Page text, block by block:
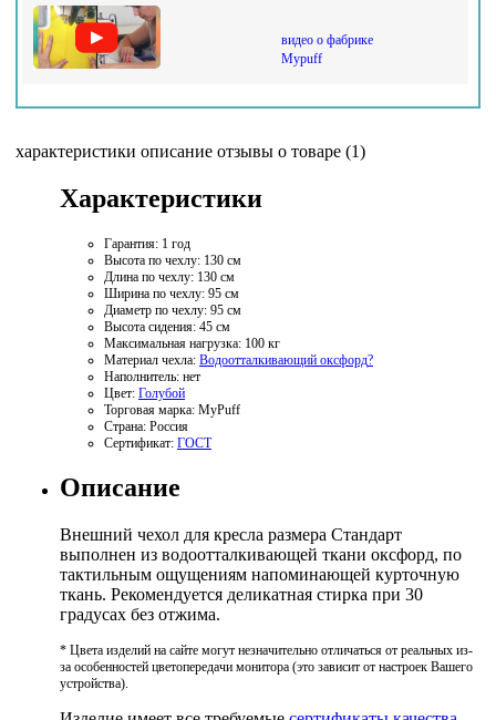
видео о фабрике
Mypuff
характеристики описание отзывы о товаре (1)
Характеристики
Гарантия: 1 год
Высота по чехлу: 130 см
Длина по чехлу: 130 см
Ширина по чехлу: 95 см
Диаметр по чехлу: 95 см
Высота сидения: 45 см
Максимальная нагрузка: 100 кг
Материал чехла: Водоотталкивающий оксфорд?
Наполнитель: нет
Цвет: Голубой
Торговая марка: MyPuff
Страна: Россия
Сертификат: ГОСТ
Описание
Внешний чехол для кресла размера Стандарт
выполнен из водоотталкивающей ткани оксфорд, по
тактильным ощущениям напоминающей курточную
ткань. Рекомендуется деликатная стирка при 30
градусах без отжима.
* Цвета изделий на сайте могут незначительно отличаться от реальных из-
за особенностей цветопередачи монитора (это зависит от настроек Вашего
устройства).